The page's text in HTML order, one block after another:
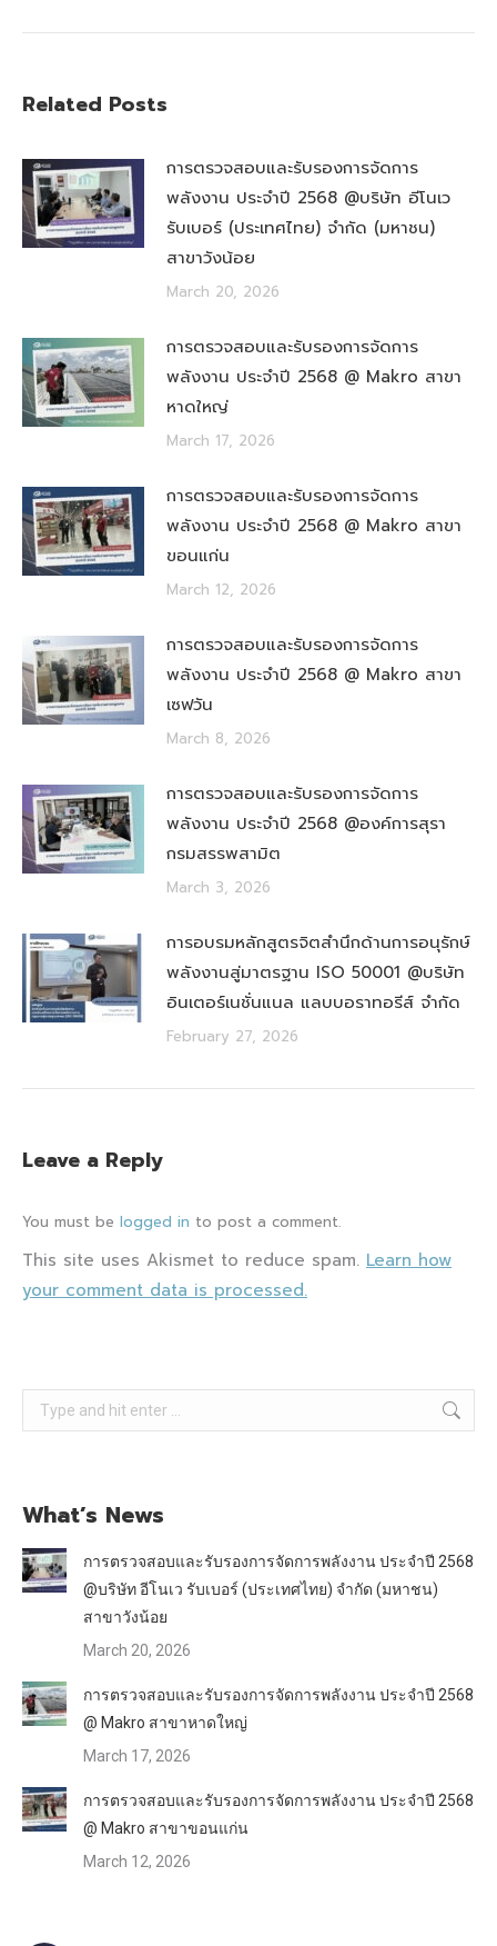
Related Posts
การตรวจสอบและรับรองการจัดการ
พลังงาน ประจำปี 2568 @บริษัท อีโนเว
รับเบอร์ (ประเทศไทย) จำกัด (มหาชน)
สาขาวังน้อย
March 20, 2026
การตรวจสอบและรับรองการจัดการ
พลังงาน ประจำปี 2568 @ Makro สาขา
หาดใหญ่
March 17, 2026
การตรวจสอบและรับรองการจัดการ
พลังงาน ประจำปี 2568 @ Makro สาขา
ขอนแก่น
March 12, 2026
การตรวจสอบและรับรองการจัดการ
พลังงาน ประจำปี 2568 @ Makro สาขา
เซฟวัน
March 8, 2026
การตรวจสอบและรับรองการจัดการ
พลังงาน ประจำปี 2568 @องค์การสุรา
กรมสรรพสามิต
March 3, 2026
การอบรมหลักสูตรจิตสำนึกด้านการอนุรักษ์
พลังงานสู่มาตรฐาน ISO 50001 @บริษัท
อินเตอร์เนชั่นแนล แลบบอราทอรีส์ จำกัด
February 27, 2026
Leave a Reply
You must be logged in to post a comment.
This site uses Akismet to reduce spam. Learn how
your comment data is processed.
Search:
What’s News
การตรวจสอบและรับรองการจัดการพลังงาน ประจำปี 2568
@บริษัท อีโนเว รับเบอร์ (ประเทศไทย) จำกัด (มหาชน)
สาขาวังน้อย
March 20, 2026
การตรวจสอบและรับรองการจัดการพลังงาน ประจำปี 2568
@ Makro สาขาหาดใหญ่
March 17, 2026
การตรวจสอบและรับรองการจัดการพลังงาน ประจำปี 2568
@ Makro สาขาขอนแก่น
March 12, 2026